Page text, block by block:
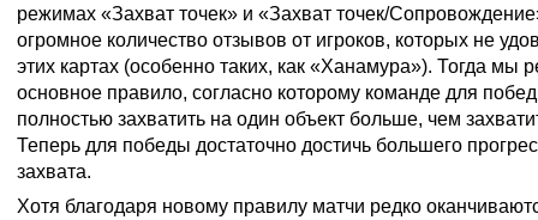
режимах «Захват точек» и «Захват точек/
огромное количество отзывов от игроков, которых не
этих картах (особенно таких, как «Ханамура»). Тогда мы
основное правило, согласно которому команде для
полностью захватить на один объект больше, чем
Теперь для победы достаточно достичь большего
захвата.
Хотя благодаря новому правилу матчи редко